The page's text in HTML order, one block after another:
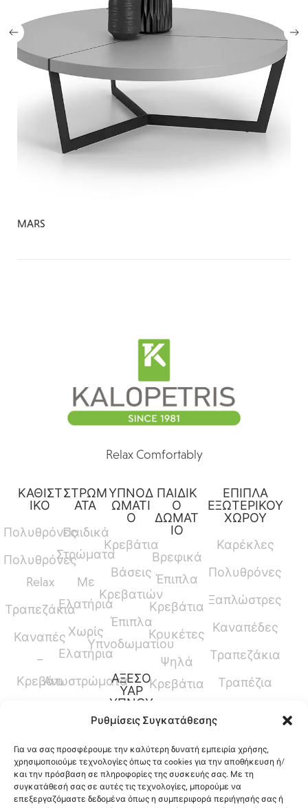
Ρυθμίσεις Συγκατάθεσης
Για να σας προσφέρουμε την καλύτερη δυνατή εμπειρία χρήσης,
χρησιμοποιούμε τεχνολογίες όπως τα cookies για την αποθήκευση ή/
και την πρόσβαση σε πληροφορίες της συσκευής σας. Με τη
συγκατάθεσή σας σε αυτές τις τεχνολογίες, μπορούμε να
επεξεργαζόμαστε δεδομένα όπως η συμπεριφορά περιήγησής σας ή
MARS
Relax Comfortably
ΚΑΘΙΣΤ
ΙΚΟ
Πολυθρόνες
Πολυθρόνες
Relax
Τραπεζάκια
Καναπές
–
Κρεβάτι
ΣΤΡΩΜ
ΑΤΑ
Παιδικά
Στρώματα
Με
Ελατήρια
Χωρίς
Ελατήρια
Ανωστρώματα
ΥΠΝΟΔ
ΩΜΑΤΙ
Ο
Κρεβάτια
Βάσεις
Κρεβατιών
Έπιπλα
Υπνοδωματίου
ΑΞΕΣΟ
ΥΑΡ
ΥΠΝΟΥ
Παπλώματα
Μαξιλάρια
Προστατευτικά
ΠΑΙΔΙΚ
Ο
ΔΩΜΑΤ
ΙΟ
Βρεφικά
Έπιπλα
Κρεβάτια
Κουκέτες
Ψηλά
Κρεβάτια
Ύψους
Γραφεία
ΕΠΙΠΛΑ
ΕΞΩΤΕΡΙΚΟΥ
ΧΩΡΟΥ
Καρέκλες
Πολυθρόνες
Ξαπλώστρες
Καναπέδες
Τραπεζάκια
Τραπέζια